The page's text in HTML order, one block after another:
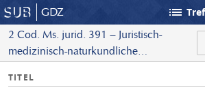
GDZ list
2 Cod. Ms. jurid. 391 – Juristisch-
medizinisch-naturkundliche
I
TITEL